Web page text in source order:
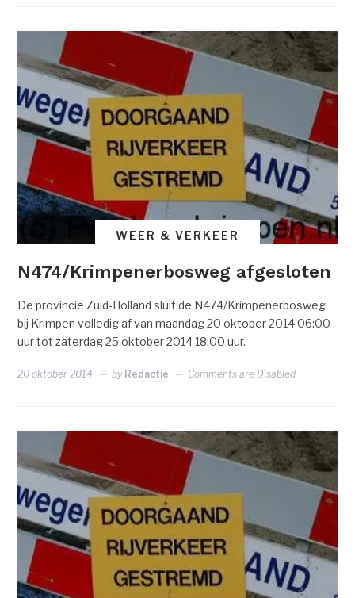
WEER & VERKEER
N474/Krimpenerbosweg afgesloten
De provincie Zuid-Holland sluit de N474/Krimpenerbosweg
bij Krimpen volledig af van maandag 20 oktober 2014 06:00
uur tot zaterdag 25 oktober 2014 18:00 uur.
20 oktober 2014 by Redactie Comments are Disabled